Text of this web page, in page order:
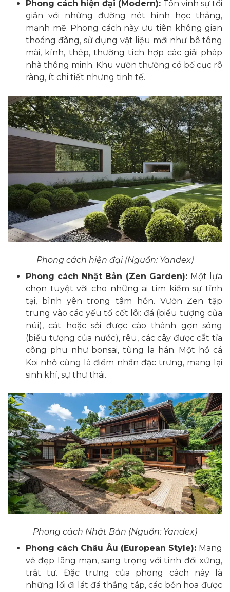
Phong cách hiện đại (Modern): Tôn vinh sự tối
giản với những đường nét hình học thẳng,
mạnh mẽ. Phong cách này ưu tiên không gian
thoáng đãng, sử dụng vật liệu mới như bê tông
mài, kính, thép, thường tích hợp các giải pháp
nhà thông minh. Khu vườn thường có bố cục rõ
ràng, ít chi tiết nhưng tinh tế.
Phong cách hiện đại (Nguồn: Yandex)
Phong cách Nhật Bản (Zen Garden): Một lựa
chọn tuyệt vời cho những ai tìm kiếm sự tĩnh
tại, bình yên trong tâm hồn. Vườn Zen tập
trung vào các yếu tố cốt lõi: đá (biểu tượng của
núi), cát hoặc sỏi được cào thành gợn sóng
(biểu tượng của nước), rêu, các cây được cắt tỉa
công phu như bonsai, tùng la hán. Một hồ cá
Koi nhỏ cũng là điểm nhấn đặc trưng, mang lại
sinh khí, sự thư thái.
Phong cách Nhật Bản (Nguồn: Yandex)
Phong cách Châu Âu (European Style): Mang
vẻ đẹp lãng mạn, sang trọng với tính đối xứng,
trật tự. Đặc trưng của phong cách này là
những lối đi lát đá thẳng tắp, các bồn hoa được